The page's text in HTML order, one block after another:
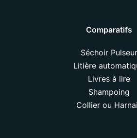
Comparatifs
Séchoir Pulseur
Litière
Livres à lire
Shampoing
Collier ou